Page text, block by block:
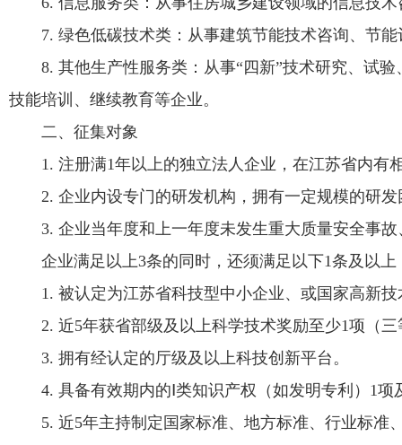
7. 绿色低碳技术类：从事建筑节能技术咨询、节
8. 其他生产性服务类：从事“四新”技术研究、试
技能培训、继续教育等企业。
二、征集对象
1. 注册满1年以上的独立法人企业，在江苏省内
2. 企业内设专门的研发机构，拥有一定规模的研发
3. 企业当年度和上一年度未发生重大质量安全事
企业满足以上3条的同时，还须满足以下1条及以上
1. 被认定为江苏省科技型中小企业、或国家高新
2. 近5年获省部级及以上科学技术奖励至少1项（
3. 拥有经认定的厅级及以上科技创新平台。
4. 具备有效期内的Ⅰ类知识产权（如发明专利）1
5. 近5年主持制定国家标准、地方标准、行业标准